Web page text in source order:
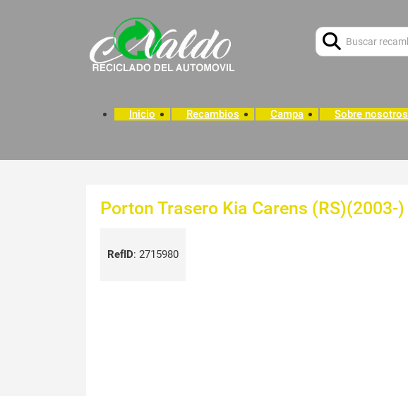
Inicio Recambios Campa Sobre nosotros
Porton Trasero Kia Carens (RS)(2003-)
RefID: 2715980